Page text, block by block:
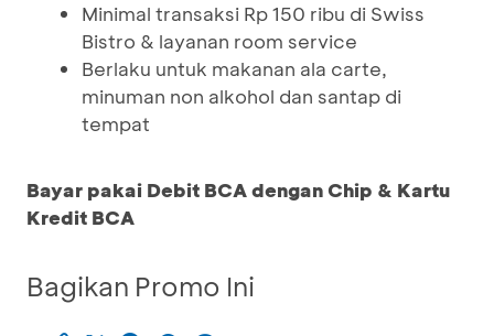
Minimal transaksi Rp 150 ribu di Swiss
Bistro & layanan room service
Berlaku untuk makanan ala carte,
minuman non alkohol dan santap di
tempat
Bayar pakai Debit BCA dengan Chip & Kartu
Kredit BCA
Bagikan Promo Ini